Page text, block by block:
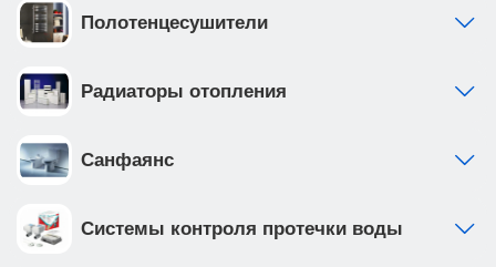
Полотенцесушители
Радиаторы отопления
Санфаянс
Системы контроля протечки воды